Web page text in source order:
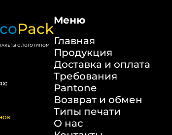
Pack
С ЛОГОТИПОМ
Меню
Главная
Продукция
Доставка и оплата
Требования
Pantone
Возврат и обмен
Типы печати
О нас